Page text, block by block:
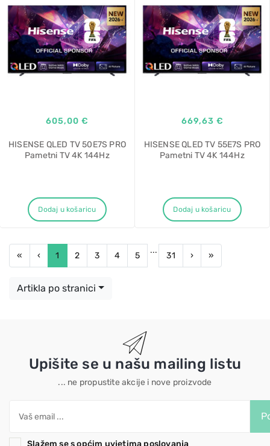
605,00 €
HISENSE QLED TV 50E7S PRO
Pametni TV 4K 144Hz
Dodaj u košaricu
669,63 €
HISENSE QLED TV 55E7S PRO
Pametni TV 4K 144Hz
Dodaj u košaricu
« First‹Previous
1 2 3 4 5
...
31 ›Next»
Artikla po stranici
Upišite se u našu mailing listu
... ne propustite akcije i nove proizvode
Slažem se s općim uvjetima poslovanja